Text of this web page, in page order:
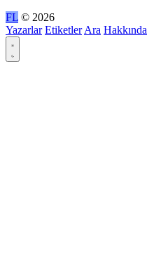
FL © 2026
Yazarlar Etiketler Ara Hakkında